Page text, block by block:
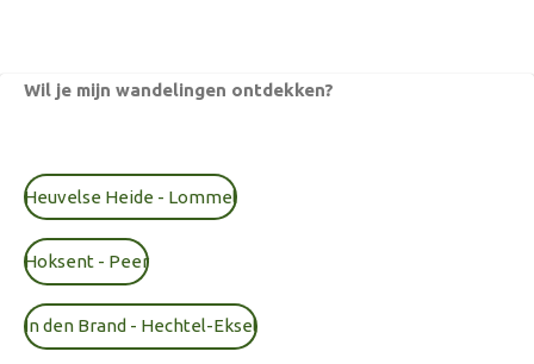
Wil je mijn wandelingen ontdekken?
Heuvelse Heide - Lommel
Hoksent - Peer
In den Brand - Hechtel-Eksel